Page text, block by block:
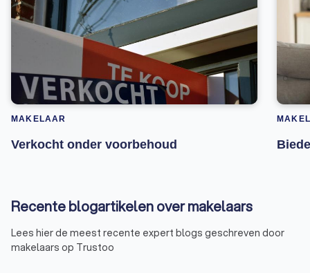
MAKELAAR
Verkocht onder voorbehoud
Recente blogartikelen over makelaars
Lees hier de meest recente expert blogs geschreven door
makelaars op Trustoo